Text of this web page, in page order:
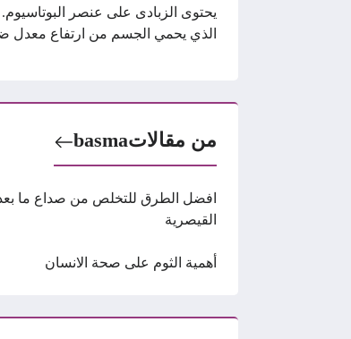
يحتوى الزبادى على عنصر
الذي يحمي الجسم من ارتفاع
من مقالاتbasma
افضل الطرق للتخلص من صداع ما بعد
القيصرية
أهمية الثوم على صحة الانسان